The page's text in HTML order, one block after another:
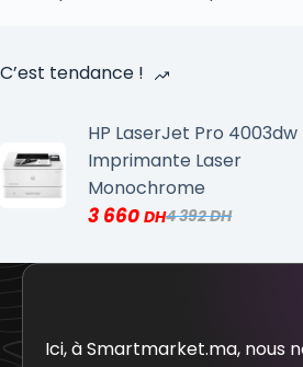
C’est tendance !
HP LaserJet Pro 4003dw
Imprimante Laser
Monochrome
4 392
3 660
Ici, à Smartmarket.ma, nous